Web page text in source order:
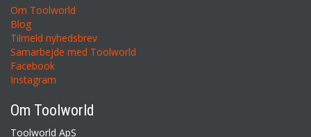
Om Toolworld
Blog
Tilmeld nyhedsbrev
Samarbejde med Toolworld
Facebook
Instagram
Om Toolworld
Toolworld ApS